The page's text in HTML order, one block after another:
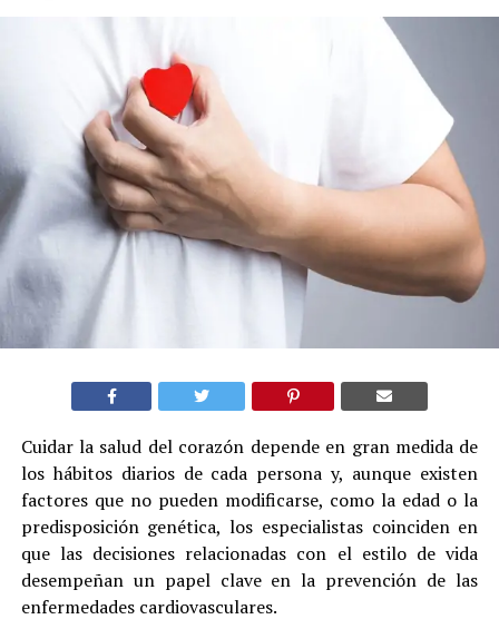
Cuidar la salud del corazón depende en gran medida de
los hábitos diarios de cada persona y, aunque existen
factores que no pueden modificarse, como la edad o la
predisposición genética, los especialistas coinciden en
que las decisiones relacionadas con el estilo de vida
desempeñan un papel clave en la prevención de las
enfermedades cardiovasculares.